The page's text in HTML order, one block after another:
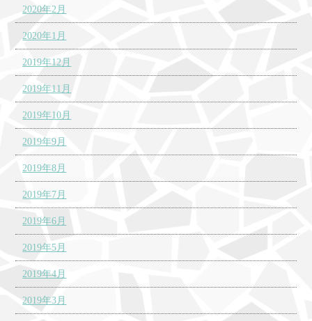
2020年2月
2020年1月
2019年12月
2019年11月
2019年10月
2019年9月
2019年8月
2019年7月
2019年6月
2019年5月
2019年4月
2019年3月